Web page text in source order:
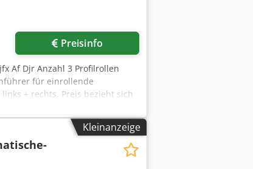
Preisinfo
Af Djr Anzahl 3 Profilrollen
für einrollende
+ rechts, Preis bezieht sich
Kleinanzeige